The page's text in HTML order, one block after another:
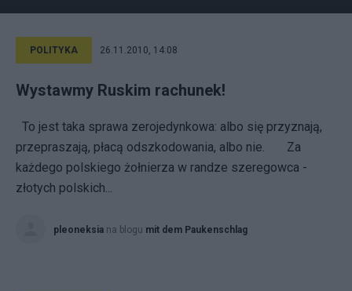
POLITYKA 26.11.2010, 14:08
Wystawmy Ruskim rachunek!
To jest taka sprawa zerojedynkowa: albo się przyznają,
przepraszają, płacą odszkodowania, albo nie. Za
każdego polskiego żołnierza w randze szeregowca -
złotych polskich...
pleoneksia na blogu mit dem Paukenschlag